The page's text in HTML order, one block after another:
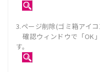
3.ページ削除(ゴミ箱アイ
確認ウィンドウで「OK
す。